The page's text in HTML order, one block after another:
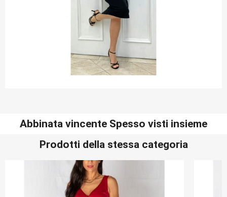
Abbinata vincente Spesso visti insieme
Prodotti della stessa categoria